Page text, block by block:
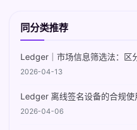
同分类推荐
Ledger｜市场信息筛选法：区
2026-04-13
Ledger 离线签名设备的合规使
2026-04-06